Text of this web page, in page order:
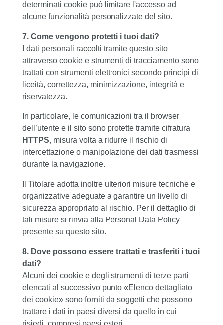
determinati cookie può limitare l'accesso ad
alcune funzionalità personalizzate del sito.
7. Come vengono protetti i tuoi dati?
I dati personali raccolti tramite questo sito
attraverso cookie e strumenti di tracciamento sono
trattati con strumenti elettronici secondo principi di
liceità, correttezza, minimizzazione, integrità e
riservatezza.
In particolare, le comunicazioni tra il browser
dell’utente e il sito sono protette tramite cifratura
HTTPS, misura volta a ridurre il rischio di
intercettazione o manipolazione dei dati trasmessi
durante la navigazione.
Il Titolare adotta inoltre ulteriori misure tecniche e
organizzative adeguate a garantire un livello di
sicurezza appropriato al rischio. Per il dettaglio di
tali misure si rinvia alla Personal Data Policy
presente su questo sito.
8. Dove possono essere trattati e trasferiti i tuoi
dati?
Alcuni dei cookie e degli strumenti di terze parti
elencati al successivo punto «Elenco dettagliato
dei cookie» sono forniti da soggetti che possono
trattare i dati in paesi diversi da quello in cui